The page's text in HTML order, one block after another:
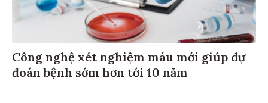
Công nghệ xét nghiệm máu mới giúp dự
đoán bệnh sớm hơn tới 10 năm